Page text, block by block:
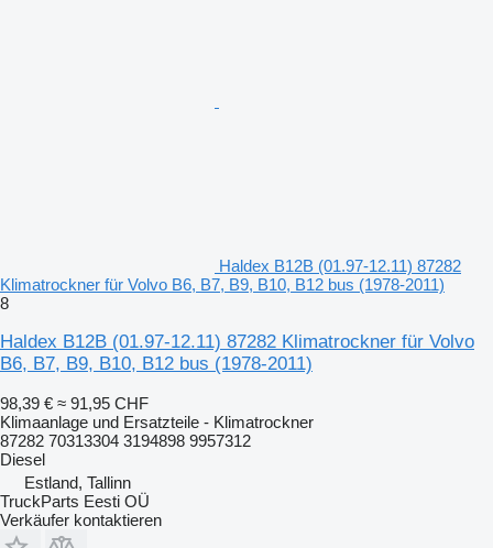
Haldex B12B (01.97-12.11) 87282
Klimatrockner für Volvo B6, B7, B9, B10, B12 bus (1978-2011)
8
Haldex B12B (01.97-12.11) 87282 Klimatrockner für Volvo
B6, B7, B9, B10, B12 bus (1978-2011)
98,39 € ≈ 91,95 CHF
Klimaanlage und Ersatzteile - Klimatrockner
87282 70313304 3194898 9957312
Diesel
Estland, Tallinn
TruckParts Eesti OÜ
Verkäufer kontaktieren